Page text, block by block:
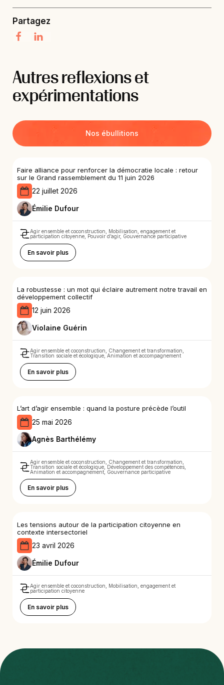
Partagez
Autres reflexions et
expérimentations
Nos ébullitions
Faire alliance pour renforcer la démocratie locale : retour
sur le Grand rassemblement du 11 juin 2026
22 juillet 2026
Émilie Dufour
Agir ensemble et coconstruction, Mobilisation, engagement et
participation citoyenne, Pouvoir d’agir, Gouvernance participative
En savoir plus
La robustesse : un mot qui éclaire autrement notre travail en
développement collectif
12 juin 2026
Violaine Guérin
Agir ensemble et coconstruction, Changement et transformation,
Transition sociale et écologique, Animation et accompagnement
En savoir plus
L’art d’agir ensemble : quand la posture précède l’outil
25 mai 2026
Agnès Barthélémy
Agir ensemble et coconstruction, Changement et transformation,
Transition sociale et écologique, Développement des compétences,
Animation et accompagnement, Gouvernance participative
En savoir plus
Les tensions autour de la participation citoyenne en
contexte intersectoriel
23 avril 2026
Émilie Dufour
Agir ensemble et coconstruction, Mobilisation, engagement et
participation citoyenne
En savoir plus